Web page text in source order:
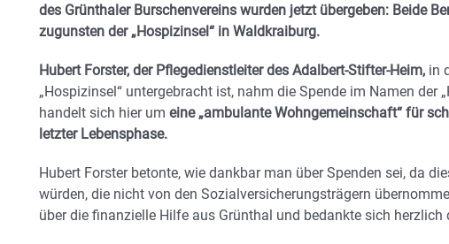
des Grünthaler Burschenvereins wurden jetzt übergeben: Beide
zugunsten der „Hospizinsel“ in Waldkraiburg.
Hubert Forster, der Pflegedienstleiter des Adalbert-Stifter-Heim, in
„Hospizinsel“ untergebracht ist, nahm die Spende im Namen der
handelt sich hier um eine „ambulante Wohngemeinschaft“ für
letzter Lebensphase.
Hubert Forster betonte, wie dankbar man über Spenden sei, da
würden, die nicht von den Sozialversicherungsträgern
über die finanzielle Hilfe aus Grünthal und bedankte sich herzlich